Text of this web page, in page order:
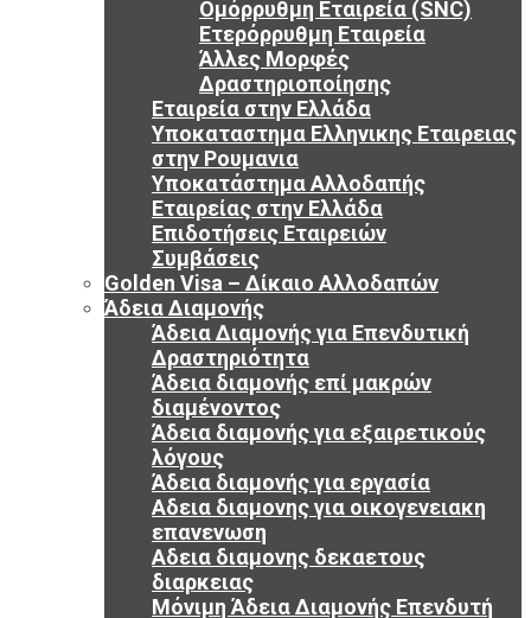
Ομόρρυθμη Εταιρεία (SNC)
Ετερόρρυθμη Εταιρεία
Άλλες Μορφές
Δραστηριοποίησης
Εταιρεία στην Ελλάδα
Υποκαταστημα Ελληνικης Εταιρειας
στην Ρουμανια
Υποκατάστημα Αλλοδαπής
Εταιρείας στην Ελλάδα
Επιδοτήσεις Εταιρειών
Συμβάσεις
Golden Visa – Δίκαιο Αλλοδαπών
Άδεια Διαμονής
Άδεια Διαμονής για Επενδυτική
Δραστηριότητα
Άδεια διαμονής επί μακρών
διαμένοντος
Άδεια διαμονής για εξαιρετικούς
λόγους
Άδεια διαμονής για εργασία
Αδεια διαμονης για οικογενειακη
επανενωση
Αδεια διαμονης δεκαετους
διαρκειας
Μόνιμη Άδεια Διαμονής Επενδυτή